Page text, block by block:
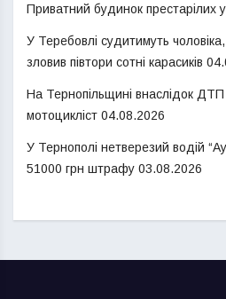
Приватний будинок престарілих
У Теребовлі судитимуть
зловив півтори сотні карасиків
На Тернопільщині внаслідок ДТП
мотоцикліст 04.08.2026
У Тернополі нетверезий водій
51000 грн штрафу 03.08.2026